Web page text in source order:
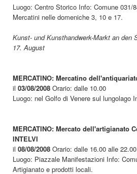
Luogo: Centro Storico Info: Comune 031/
Mercatini nelle domeniche 3, 10 e 17.
Kunst- und Kunsthandwerk-Markt an den
17. August
MERCATINO: Mercatino
il 03/08/2008 Orario: dalle 10.00
Luogo: nel Golfo di Venere sul lungolago
MERCATINO: Mercato dell'artigianato
INTELVI
il 08/08/2008 Orario: dalle 16.00 alle 22.00
Luogo: Piazzale Manifestazioni Info:
Artigianato e prodotti locali.